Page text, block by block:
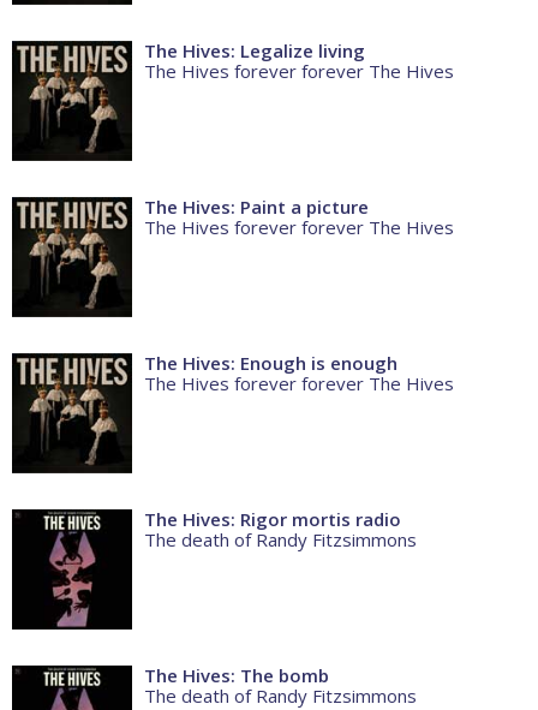
The Hives: Legalize living
The Hives forever forever The Hives
The Hives: Paint a picture
The Hives forever forever The Hives
The Hives: Enough is enough
The Hives forever forever The Hives
The Hives: Rigor mortis radio
The death of Randy Fitzsimmons
The Hives: The bomb
The death of Randy Fitzsimmons